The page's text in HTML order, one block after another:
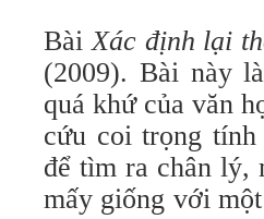
BàiXác định lại
(2009). Bài này
quá khứ của văn
cứu coi trọng
để tìm ra chân lý,
mấy giống với